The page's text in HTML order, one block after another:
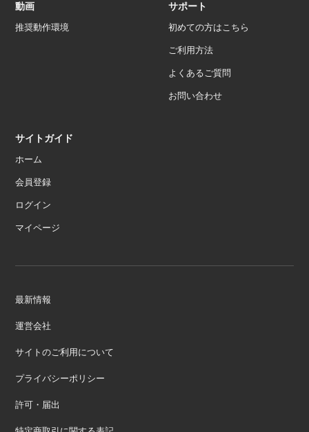
動画
推奨動作環境
サポート
初めての方はこちら
ご利用方法
よくあるご質問
お問い合わせ
サイトガイド
ホーム
会員登録
ログイン
マイページ
最新情報
運営会社
サイトのご利用について
プライバシーポリシー
許可・届出